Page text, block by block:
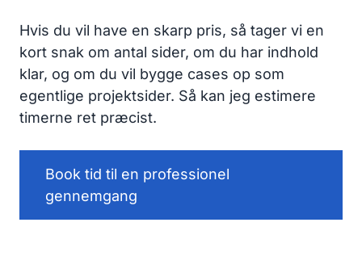
Hvis du vil have en skarp pris, så tager vi en
kort snak om antal sider, om du har indhold
klar, og om du vil bygge cases op som
egentlige projektsider. Så kan jeg estimere
timerne ret præcist.
Book tid til en professionel
gennemgang